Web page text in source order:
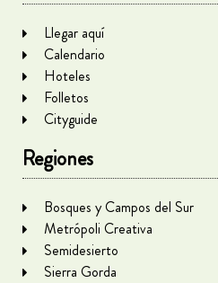
Llegar aquí
Calendario
Hoteles
Folletos
Cityguide
Regiones
Bosques y Campos del Sur
Metrópoli Creativa
Semidesierto
Sierra Gorda